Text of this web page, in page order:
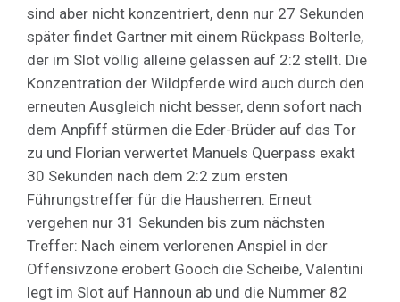
sind aber nicht konzentriert, denn nur 27 Sekunden
später findet Gartner mit einem Rückpass Bolterle,
der im Slot völlig alleine gelassen auf 2:2 stellt. Die
Konzentration der Wildpferde wird auch durch den
erneuten Ausgleich nicht besser, denn sofort nach
dem Anpfiff stürmen die Eder-Brüder auf das Tor
zu und Florian verwertet Manuels Querpass exakt
30 Sekunden nach dem 2:2 zum ersten
Führungstreffer für die Hausherren. Erneut
vergehen nur 31 Sekunden bis zum nächsten
Treffer: Nach einem verlorenen Anspiel in der
Offensivzone erobert Gooch die Scheibe, Valentini
legt im Slot auf Hannoun ab und die Nummer 82